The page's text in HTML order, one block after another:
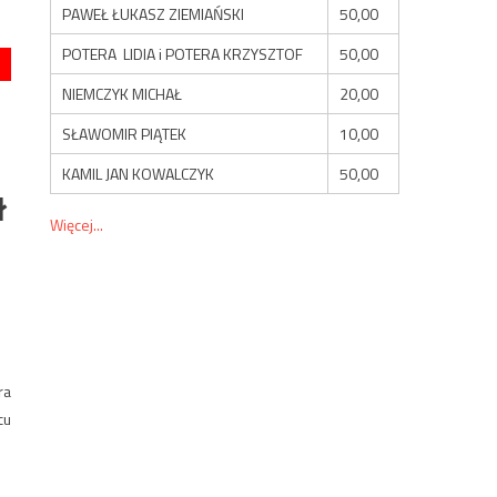
PAWEŁ ŁUKASZ ZIEMIAŃSKI
50,00
POTERA LIDIA i POTERA KRZYSZTOF
50,00
NIEMCZYK MICHAŁ
20,00
SŁAWOMIR PIĄTEK
10,00
KAMIL JAN KOWALCZYK
50,00
Więcej...